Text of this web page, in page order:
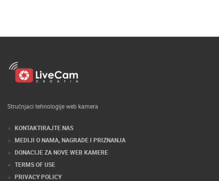
Stručnjaci tehnologije web kamera
KONTAKTIRAJTE NAS
MEDIJI O NAMA, NAGRADE I PRIZNANJA
DONACIJE ZA NOVE WEB KAMERE
TERMS OF USE
PRIVACY POLICY